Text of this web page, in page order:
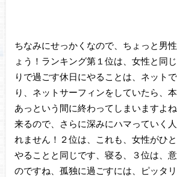
ちなみにせっかくなので、ちょっと男
ょう！ランキング第１位は、女性と同
りで過ごす休日にやることは、ネット
り、ネットサーフィンをしていたら、
あっという間に終わってしまいますよ
来るので、さらに深みにハマっていく
れません！２位は、これも、女性がひ
やることと同じです、寝る、３位は、
のですね、孤独に過ごすには、ピッタ